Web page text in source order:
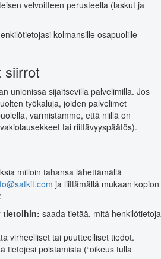
velvoitteen perusteella (laskut ja
kolmansille osapuolille
siirrot
unionissa sijaitsevilla palvelimilla. Jos
työkaluja, joiden palvelimet
varmistamme, että niillä on
tai riittävyyspäätös).
milloin tahansa lähettämällä
ja liittämällä mukaan kopion
tietoihin: saada tietää, mitä henkilötietoja
virheelliset tai puutteelliset tiedot.
tietojesi poistamista (“oikeus tulla